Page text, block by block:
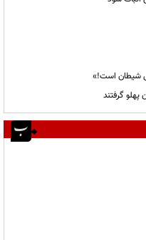
شیطان است!»